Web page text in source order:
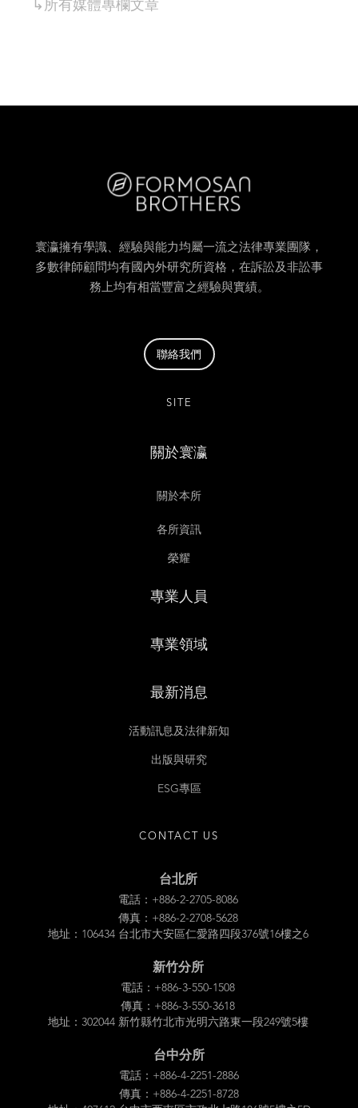
↳所有媒體專欄文章
寰瀛擁有學識、經驗與能力均屬一流之法律專業團隊，
多數律師顧問均有國內外研究所資格，在訴訟及非訟事
務上均有相當豐富之經驗與實績。
聯絡我們
SITE
關於寰瀛
關於本所
各所資訊
榮耀
專業人員
專業領域
最新消息
活動訊息及法律新知
出版與研究
ESG專區
CONTACT US
台北所
電話：+886-2-2705-8086
傳真：+886-2-2708-5628
地址：106434 台北市大安區仁愛路四段376號16樓之6
新竹分所
電話：+886-3-550-1508
傳真：+886-3-550-3618
地址：302044 新竹縣竹北市光明六路東一段249號5樓
台中分所
電話：+886-4-2251-2886
傳真：+886-4-2251-8728